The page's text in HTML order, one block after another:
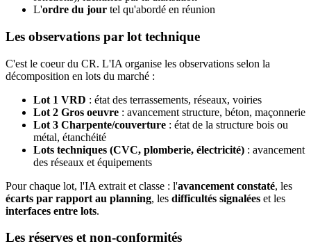
L'ordre du jour tel qu'abordé en réunion
Les observations par lot technique
C'est le coeur du CR. L'IA organise les observations selon la
décomposition en lots du marché :
Lot 1 VRD : état des terrassements, réseaux, voiries
Lot 2 Gros oeuvre : avancement structure, béton, maçonnerie
Lot 3 Charpente/couverture : état de la structure bois ou
métal, étanchéité
Lots techniques (CVC, plomberie, électricité) : avancement
des réseaux et équipements
Pour chaque lot, l'IA extrait et classe : l'avancement constaté, les
écarts par rapport au planning, les difficultés signalées et les
interfaces entre lots.
Les réserves et non-conformités